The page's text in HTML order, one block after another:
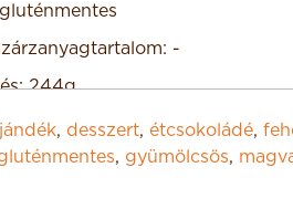
-
244g
, desszert, étcsokoládé,
, gyümölcsös,